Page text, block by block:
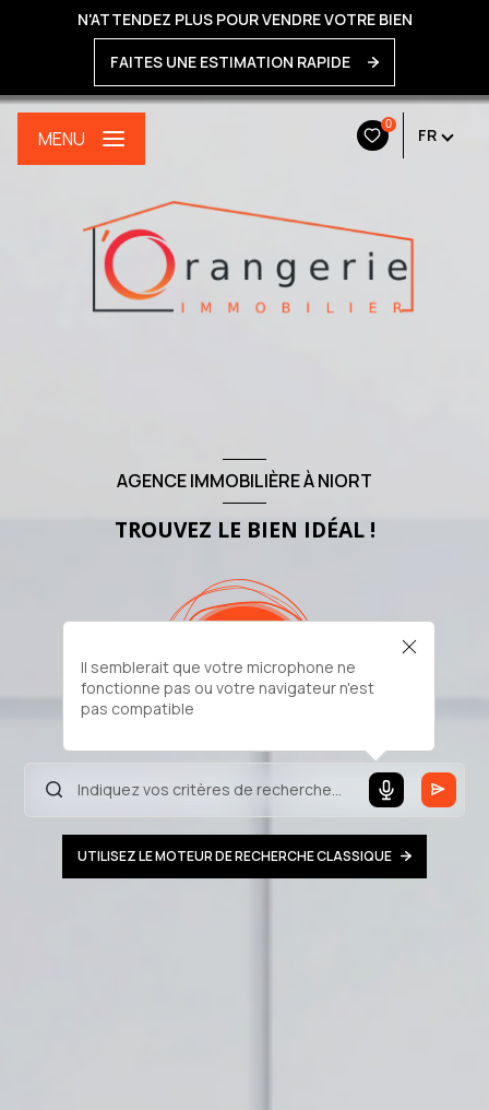
N'ATTENDEZ PLUS POUR VENDRE VOTRE BIEN
FAITES UNE ESTIMATION RAPIDE
0
FR
MENU
AGENCE IMMOBILIÈRE À NIORT
TROUVEZ LE BIEN IDÉAL !
Il semblerait que votre microphone ne
fonctionne pas ou votre navigateur n'est
pas compatible
UTILISEZ LE MOTEUR DE RECHERCHE CLASSIQUE